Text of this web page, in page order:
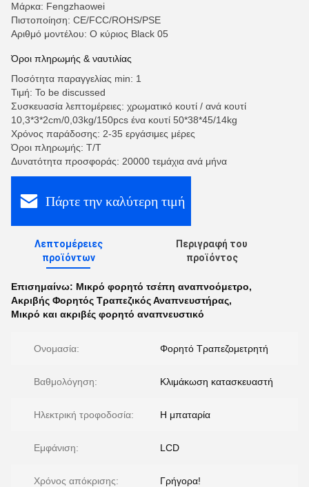
Μάρκα: Fengzhaowei
Πιστοποίηση: CE/FCC/ROHS/PSE
Αριθμό μοντέλου: Ο κύριος Black 05
Όροι πληρωμής & ναυτιλίας
Ποσότητα παραγγελίας min: 1
Τιμή: To be discussed
Συσκευασία λεπτομέρειες: χρωματικό κουτί / ανά κουτί
10,3*3*2cm/0,03kg/150pcs ένα κουτί 50*38*45/14kg
Χρόνος παράδοσης: 2-35 εργάσιμες μέρες
Όροι πληρωμής: Τ/Τ
Δυνατότητα προσφοράς: 20000 τεμάχια ανά μήνα
Πάρτε την καλύτερη τιμή
Λεπτομέρειες
προϊόντων
Περιγραφή του
προϊόντος
Επισημαίνω: Μικρό φορητό τσέπη αναπνοόμετρο,
Ακριβής Φορητός Τραπεζικός Αναπνευστήρας,
Μικρό και ακριβές φορητό αναπνευστικό
Ονομασία: Φορητό Τραπεζομετρητή
Βαθμολόγηση: Κλιμάκωση κατασκευαστή
Ηλεκτρική τροφοδοσία: Η μπαταρία
Εμφάνιση: LCD
Χρόνος απόκρισης: Γρήγορα!